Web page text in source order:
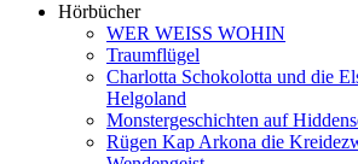
Hörbücher
WER WEISS WOHIN
Traumflügel
Charlotta Schokolotta und die
Helgoland
Monstergeschichten auf
Rügen Kap Arkona die